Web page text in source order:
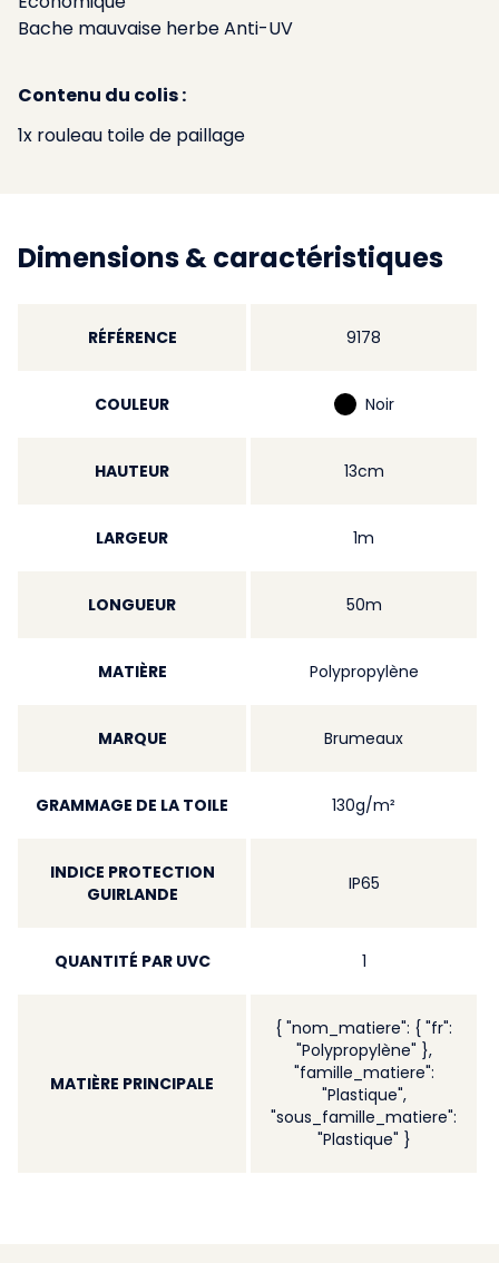
Bache mauvaise herbe Anti-UV
Contenu du colis :
1x rouleau toile de paillage
Dimensions & caractéristiques
RÉFÉRENCE 9178
COULEUR Noir
HAUTEUR 13cm
LARGEUR 1m
LONGUEUR 50m
MATIÈRE Polypropylène
MARQUE Brumeaux
GRAMMAGE DE LA TOILE 130g/m²
INDICE PROTECTION
GUIRLANDE
IP65
QUANTITÉ PAR UVC 1
MATIÈRE PRINCIPALE
{ "nom_matiere": { "fr":
"Polypropylène" },
"famille_matiere":
"Plastique",
"sous_famille_matiere":
"Plastique" }